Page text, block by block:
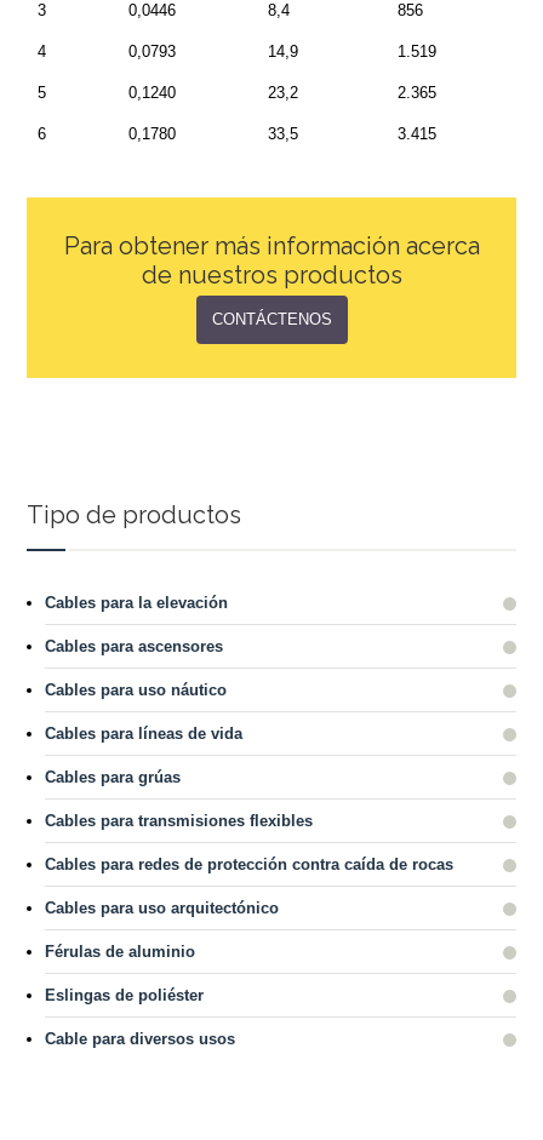
3 0,0446 8,4 856
4 0,0793 14,9 1.519
5 0,1240 23,2 2.365
6 0,1780 33,5 3.415
Para obtener más información acerca
de nuestros productos
CONTÁCTENOS
Tipo de productos
Cables para la elevación
Cables para ascensores
Cables para uso náutico
Cables para líneas de vida
Cables para grúas
Cables para transmisiones flexibles
Cables para redes de protección contra caída de rocas
Cables para uso arquitectónico
Férulas de aluminio
Eslingas de poliéster
Cable para diversos usos